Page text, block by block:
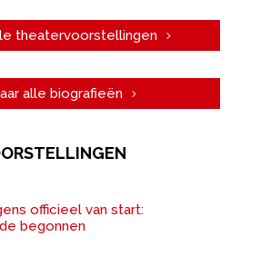
theatervoorstellingen
alle biografieën
officieel van start:
begonnen